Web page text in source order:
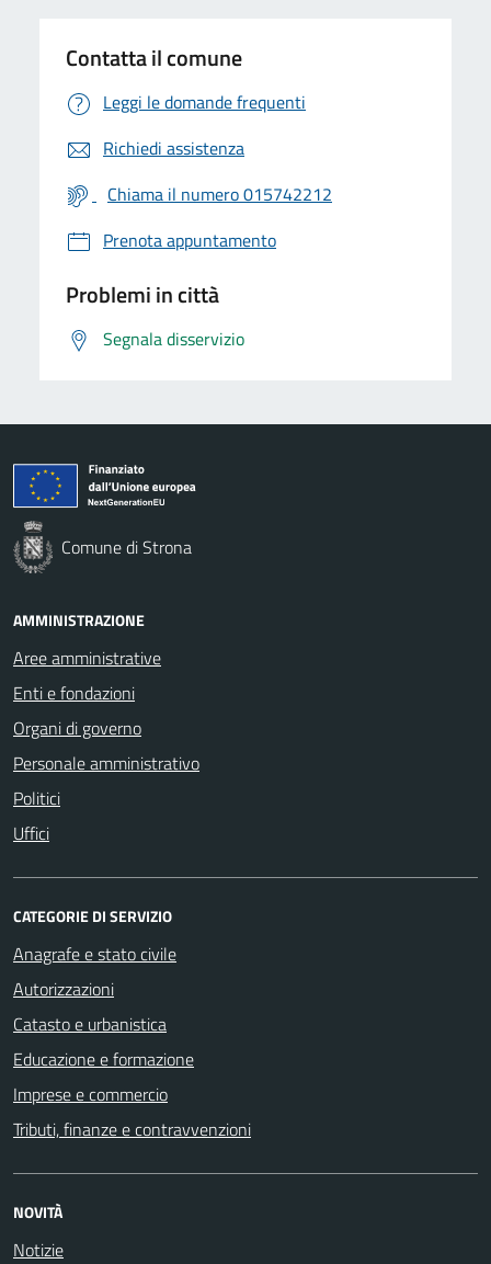
Contatta il comune
Leggi le domande frequenti
Richiedi assistenza
Chiama il numero 015742212
Prenota appuntamento
Problemi in città
Segnala disservizio
Comune di Strona
AMMINISTRAZIONE
Aree amministrative
Enti e fondazioni
Organi di governo
Personale amministrativo
Politici
Uffici
CATEGORIE DI SERVIZIO
Anagrafe e stato civile
Autorizzazioni
Catasto e urbanistica
Educazione e formazione
Imprese e commercio
Tributi, finanze e contravvenzioni
NOVITÀ
Notizie